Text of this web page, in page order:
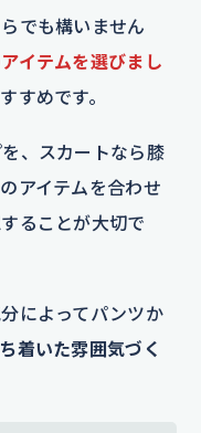
でも構いません
イテムを選びまし
すめです。
、スカートなら膝
アイテムを合わせ
ることが大切で
によってパンツか
着いた雰囲気づく